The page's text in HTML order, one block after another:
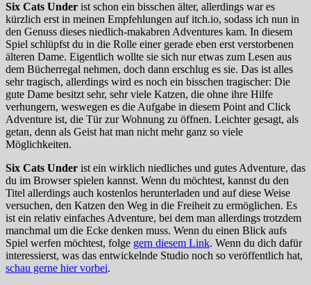
Six Cats Under ist schon ein bisschen älter, allerdings war es
kürzlich erst in meinen Empfehlungen auf itch.io, sodass ich nun in
den Genuss dieses niedlich-makabren Adventures kam. In diesem
Spiel schlüpfst du in die Rolle einer gerade eben erst verstorbenen
älteren Dame. Eigentlich wollte sie sich nur etwas zum Lesen aus
dem Bücherregal nehmen, doch dann erschlug es sie. Das ist alles
sehr tragisch, allerdings wird es noch ein bisschen tragischer: Die
gute Dame besitzt sehr, sehr viele Katzen, die ohne ihre Hilfe
verhungern, weswegen es die Aufgabe in diesem Point and Click
Adventure ist, die Tür zur Wohnung zu öffnen. Leichter gesagt, als
getan, denn als Geist hat man nicht mehr ganz so viele
Möglichkeiten.
Six Cats Under ist ein wirklich niedliches und gutes Adventure, das
du im Browser spielen kannst. Wenn du möchtest, kannst du den
Titel allerdings auch kostenlos herunterladen und auf diese Weise
versuchen, den Katzen den Weg in die Freiheit zu ermöglichen. Es
ist ein relativ einfaches Adventure, bei dem man allerdings trotzdem
manchmal um die Ecke denken muss. Wenn du einen Blick aufs
Spiel werfen möchtest, folge gern diesem Link. Wenn du dich dafür
interessierst, was das entwickelnde Studio noch so veröffentlich hat,
schau gerne hier vorbei.